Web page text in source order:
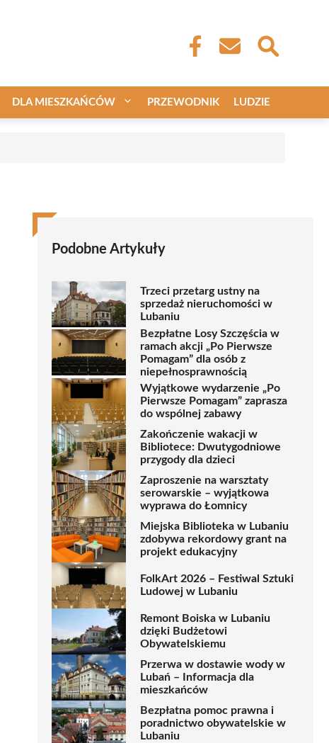
DLA MIESZKAŃCÓW PRZEWODNIK LUDZIE
Podobne Artykuły
Trzeci przetarg ustny na
sprzedaż nieruchomości w
Lubaniu
Bezpłatne Losy Szczęścia w
ramach akcji „Po Pierwsze
Pomagam” dla osób z
niepełnosprawnością
Wyjątkowe wydarzenie „Po
Pierwsze Pomagam” zaprasza
do wspólnej zabawy
Zakończenie wakacji w
Bibliotece: Dwutygodniowe
przygody dla dzieci
Zaproszenie na warsztaty
serowarskie – wyjątkowa
wyprawa do Łomnicy
Miejska Biblioteka w Lubaniu
zdobywa rekordowy grant na
projekt edukacyjny
FolkArt 2026 – Festiwal Sztuki
Ludowej w Lubaniu
Remont Boiska w Lubaniu
dzięki Budżetowi
Obywatelskiemu
Przerwa w dostawie wody w
Lubań – Informacja dla
mieszkańców
Bezpłatna pomoc prawna i
poradnictwo obywatelskie w
Lubaniu